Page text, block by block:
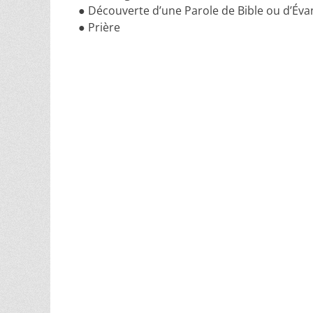
● Découverte d’une Parole de Bible ou
● Prière